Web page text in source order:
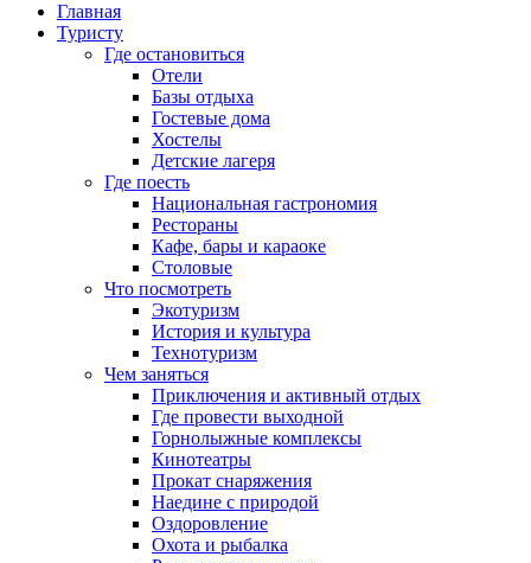
Главная
Туристу
Где остановиться
Отели
Базы отдыха
Гостевые дома
Хостелы
Детские лагеря
Где поесть
Национальная гастрономия
Рестораны
Кафе, бары и караоке
Столовые
Что посмотреть
Экотуризм
История и культура
Технотуризм
Чем заняться
Приключения и активный отдых
Где провести выходной
Горнолыжные комплексы
Кинотеатры
Прокат снаряжения
Наедине с природой
Оздоровление
Охота и рыбалка